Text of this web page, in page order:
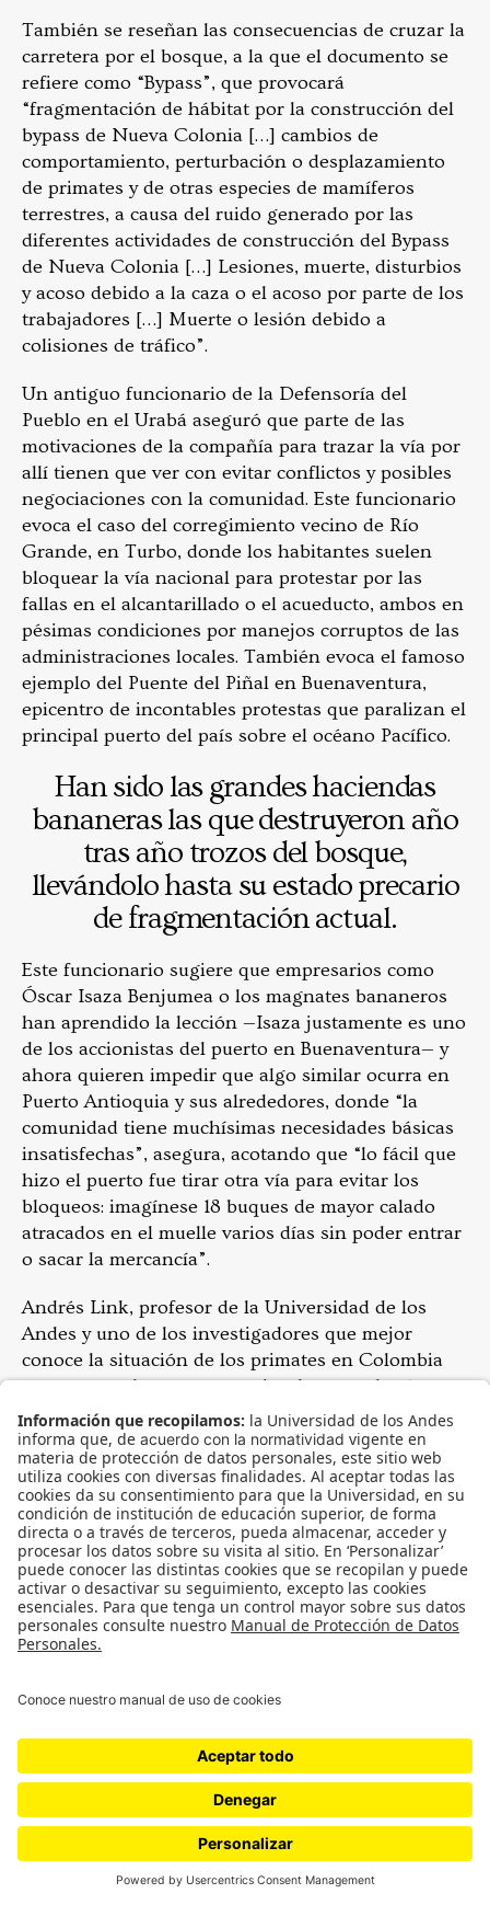
También se reseñan las consecuencias de cruzar la
carretera por el bosque, a la que el documento se
refiere como “Bypass”, que provocará
“fragmentación de hábitat por la construcción del
bypass de Nueva Colonia […] cambios de
comportamiento, perturbación o desplazamiento
de primates y de otras especies de mamíferos
terrestres, a causa del ruido generado por las
diferentes actividades de construcción del Bypass
de Nueva Colonia […] Lesiones, muerte, disturbios
y acoso debido a la caza o el acoso por parte de los
trabajadores […] Muerte o lesión debido a
colisiones de tráfico”.
Un antiguo funcionario de la Defensoría del
Pueblo en el Urabá aseguró que parte de las
motivaciones de la compañía para trazar la vía por
allí tienen que ver con evitar conflictos y posibles
negociaciones con la comunidad. Este funcionario
evoca el caso del corregimiento vecino de Río
Grande, en Turbo, donde los habitantes suelen
bloquear la vía nacional para protestar por las
fallas en el alcantarillado o el acueducto, ambos en
pésimas condiciones por manejos corruptos de las
administraciones locales. También evoca el famoso
ejemplo del Puente del Piñal en Buenaventura,
epicentro de incontables protestas que paralizan el
principal puerto del país sobre el océano Pacífico.
Han sido las grandes haciendas
bananeras las que destruyeron año
tras año trozos del bosque,
llevándolo hasta su estado precario
de fragmentación actual.
Este funcionario sugiere que empresarios como
Óscar Isaza Benjumea o los magnates bananeros
han aprendido la lección —Isaza justamente es uno
de los accionistas del puerto en Buenaventura— y
ahora quieren impedir que algo similar ocurra en
Puerto Antioquia y sus alrededores, donde “la
comunidad tiene muchísimas necesidades básicas
insatisfechas”, asegura, acotando que “lo fácil que
hizo el puerto fue tirar otra vía para evitar los
bloqueos: imagínese 18 buques de mayor calado
atracados en el muelle varios días sin poder entrar
o sacar la mercancía”.
Andrés Link, profesor de la Universidad de los
Andes y uno de los investigadores que mejor
conoce la situación de los primates en Colombia
asegura que las consecuencias de trazar la vía
serían irreparables “por la poca disponibilidad de
hábitat que tienen los primates en esa zona”. El
profesor Link, que lleva décadas estudiando a las
poblaciones de mono araña en el país asegura que
su probabilidad de extinción es altísima porque en
el Caribe destruyeron casi todo su hábitat natural,
y en el Chocó y el Pacífico las poblaciones son muy
pequeñas
En Puerto Antioquia “el agravante es que no sólo
carretera, sino que, incluso con medidas de
que los primates crucen y en el mediano plazo se
extingan de ahí”, puntualiza el investigador. “El
problema más grande es que cuatro de las cinco
especies de primates que están ahí están muy
amenazadas, en el Caribe queda muy poco bosque,
cada relicto de bosque es importantísimo